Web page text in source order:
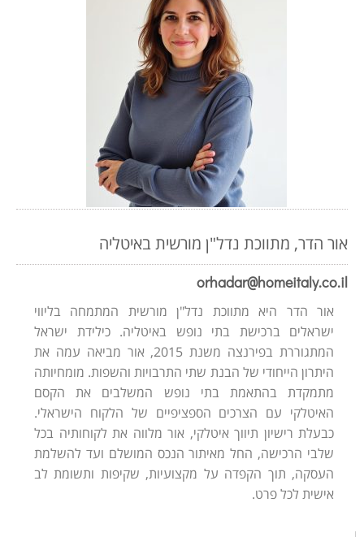
אור הדר, מתווכת נדל"ן מורשית באיטליה
orhadar@homeitaly.co.il
אור הדר היא מתווכת נדל"ן מורשית המתמחה בליווי
ישראלים ברכישת בתי נופש באיטליה. כילידת ישראל
המתגוררת בפירנצה משנת 2015, אור מביאה עמה את
היתרון הייחודי של הבנת שתי התרבויות והשפות. מומחיותה
מתמקדת בהתאמת בתי נופש המשלבים את הקסם
האיטלקי עם הצרכים הספציפיים של הלקוח הישראלי.
כבעלת רישיון תיווך איטלקי, אור מלווה את לקוחותיה בכל
שלבי הרכישה, החל מאיתור הנכס המושלם ועד להשלמת
העסקה, תוך הקפדה על מקצועיות, שקיפות ותשומת לב
אישית לכל פרט.